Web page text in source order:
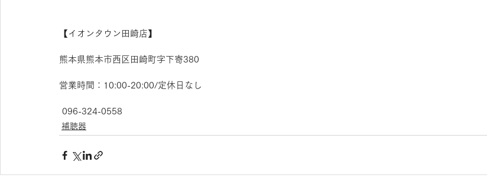
【​イオンタウン田崎店】
熊本県熊本市西区田崎町字下寄380
営業時間：10:00-20:00/定休日なし
096-324-0558
補聴器